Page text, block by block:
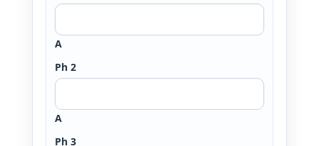
A
Ph 2
A
Ph 3